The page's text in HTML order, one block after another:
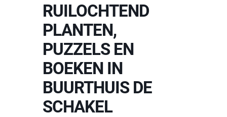
RUILOCHTEND
PLANTEN,
PUZZELS EN
BOEKEN IN
BUURTHUIS DE
SCHAKEL